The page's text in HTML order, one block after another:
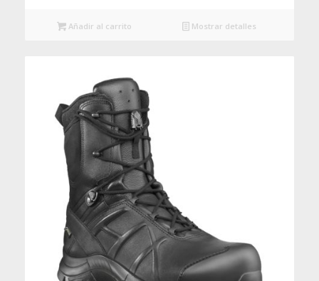
Añadir al carrito Mostrar detalles